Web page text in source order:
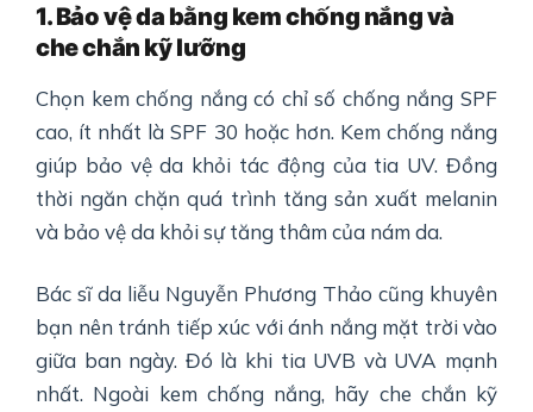
1. Bảo vệ da bằng kem chống nắng và
che chắn kỹ lưỡng
Chọn kem chống nắng có chỉ số chống nắng SPF
cao, ít nhất là SPF 30 hoặc hơn. Kem chống nắng
giúp bảo vệ da khỏi tác động của tia UV. Đồng
thời ngăn chặn quá trình tăng sản xuất melanin
và bảo vệ da khỏi sự tăng thâm của nám da.
Bác sĩ da liễu Nguyễn Phương Thảo cũng khuyên
bạn nên tránh tiếp xúc với ánh nắng mặt trời vào
giữa ban ngày. Đó là khi tia UVB và UVA mạnh
nhất. Ngoài kem chống nắng, hãy che chắn kỹ